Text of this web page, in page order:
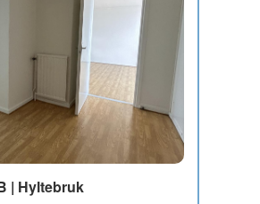
| Hyltebruk